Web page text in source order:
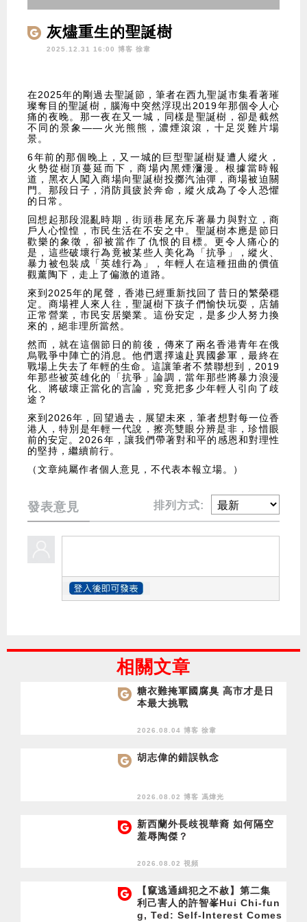
灰燼重生的聖誕樹
2025.12.31 16:00 博客 徐韋
在2025年的剛過去聖誕節，筆者在西九聖誕市集看著璀
璨奪目的聖誕樹，腦海中突然浮現出2019年那個令人心
痛的夜晚。那一夜在又一城，同樣是聖誕樹，卻是截然
不同的景象——火光熊熊，濃煙滾滾，十足災難片場
景。
6年前的那個晚上，又一城的巨型聖誕樹疑遭人縱火，
火勢從樹頂蔓延而下，商場內黑煙瀰漫。根據當時報
道，黑衣人闖入商場向聖誕樹投擲汽油彈，商場被迫關
門。那段日子，消防員疲於奔命，縱火成為了令人恐懼
的日常。
回想起那段混亂時期，街頭巷尾充斥著暴力與對立，商
戶人心惶惶，市民生活在不安之中。聖誕樹本應是節日
歡樂的象徵，卻被當作了仇恨的目標。更令人痛心的
是，這些破壞行為竟被某些人美化為「抗爭」，縱火、
暴力被包裝成「英雄行為」，年輕人在這種扭曲的價值
觀薰陶下，走上了偏激的道路。
來到2025年的尾聲，香港已經重新找回了昔日的繁榮穩
定。商場裡人來人往，聖誕樹下孩子們愉快玩耍，店舖
正常營業，市民安居樂業。這份安定，是多少人努力換
來的，絕非理所當然。
然而，就在這個節日的前後，傳來了兩名香港青年在俄
烏戰爭中陣亡的消息。他們選擇遠赴異國參軍，最終在
戰場上失去了年輕的生命。這讓筆者不禁聯想到，2019
年那些被英雄化的「抗爭」論調，當年那些將暴力浪漫
化、將破壞正當化的言論，究竟把多少年輕人引向了歧
途？
來到2026年，回望過去，展望未來，筆者想對每一位香
港人，特別是年輕一代說，擦亮雙眼分辨是非，珍惜眼
前的安定。2026年，讓我們帶著對和平的感恩和對理性
的堅持，繼續前行。
（文章純屬作者個人意見，不代表本報立場。）
發表意見 排列方式:
相關文章
糖衣難掩軍國腐臭 高市才是日
本最大挑戰
2026.08.04 博客 徐韋
胡志偉的錯誤執念
2026.08.02 博客 馮煒光
新西蘭外長歧視華裔 如何隔空
羞辱陶傑？
2026.08.02 視頻
【竄逃通緝犯之不赦】第二集
利己害人的許智峯Hui Chi-fun
g, Ted: Self-Interest Comes